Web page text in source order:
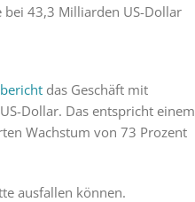
43,3 Milliarden US-Dollar
das Geschäft mit
Dollar. Das entspricht einem
Wachstum von 73 Prozent
ausfallen können.